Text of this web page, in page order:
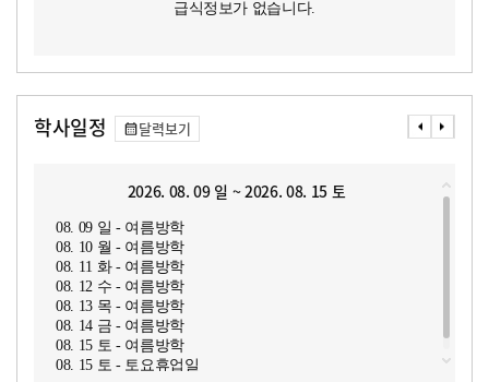
급식정보가 없습니다.
학사일정 달력보기
2026. 08. 09 일 ~ 2026. 08. 15 토
08. 09 일 - 여름방학
08. 10 월 - 여름방학
08. 11 화 - 여름방학
08. 12 수 - 여름방학
08. 13 목 - 여름방학
08. 14 금 - 여름방학
08. 15 토 - 여름방학
08. 15 토 - 토요휴업일